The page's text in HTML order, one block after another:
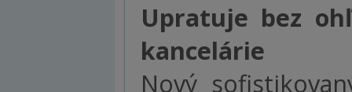
Upratuje bez
kancelárie
Nový